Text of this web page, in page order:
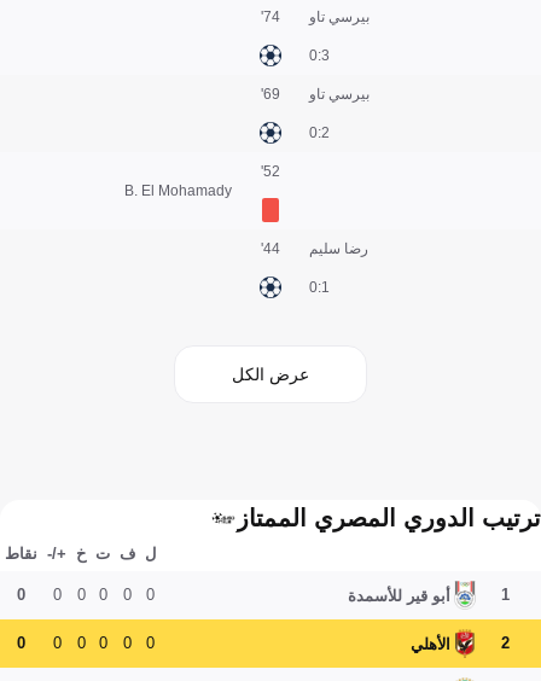
بيرسي تاو
3:0
74'
بيرسي تاو
2:0
69'
B. El Mohamady
52'
رضا سليم
1:0
44'
عرض الكل
ترتيب الدوري المصري الممتاز
ل ف ت خ +/- نقاط
1 أبو قير للأسمدة 0
0
0
0
0
0
2 الأهلي 0
0
0
0
0
0